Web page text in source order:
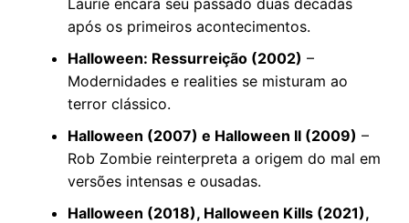
após os primeiros acontecimentos.
Halloween: Ressurreição (2002) –
Modernidades e realities se misturam ao
terror clássico.
Halloween (2007) e Halloween II (2009) –
Rob Zombie reinterpreta a origem do mal em
versões intensas e ousadas.
Halloween (2018), Halloween Kills (2021),